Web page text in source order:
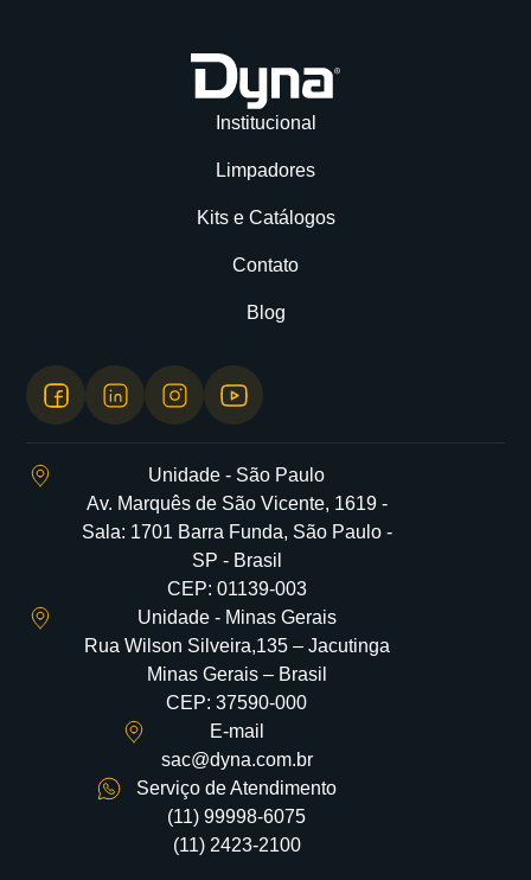
Institucional
Limpadores
Kits e Catálogos
Contato
Blog
Unidade - São Paulo
Av. Marquês de São Vicente, 1619 -
Sala: 1701 Barra Funda, São Paulo -
SP - Brasil
CEP: 01139-003
Unidade - Minas Gerais
Rua Wilson Silveira,135 – Jacutinga
Minas Gerais – Brasil
CEP: 37590-000
E-mail
sac@dyna.com.br
Serviço de Atendimento
(11) 99998-6075
(11) 2423-2100